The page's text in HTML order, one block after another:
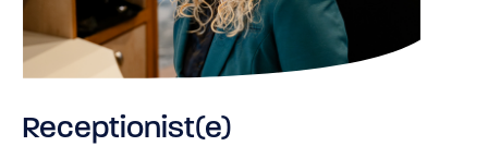
Receptionist(e)